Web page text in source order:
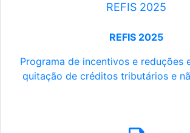
REFIS 2025
REFIS 2025
Programa de incentivos e reduções
quitação de créditos tributários e